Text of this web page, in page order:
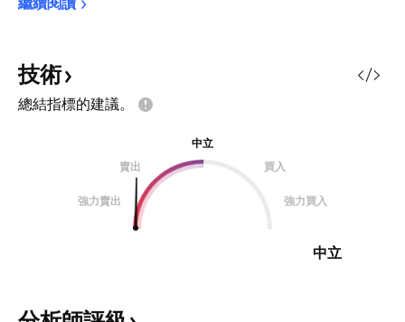
技術
總結指標的建議。
中立
賣出
買入
強力賣出 強力買入
中立